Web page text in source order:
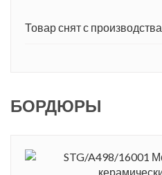
Товар снят с производства.
БОРДЮРЫ